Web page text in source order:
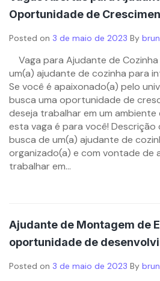
Oportunidade de
Posted on 3 de maio de 2023 By
Vaga para Ajudante de
um(a) ajudante de cozinha para
Se você é apaixonado(a) pelo
busca uma oportunidade de
deseja trabalhar em um ambiente
esta vaga é para você! Descrição
busca de um(a) ajudante de
organizado(a) e com vontade de
trabalhar em...
Ajudante de Montagem de
oportunidade de
Posted on 3 de maio de 2023 By